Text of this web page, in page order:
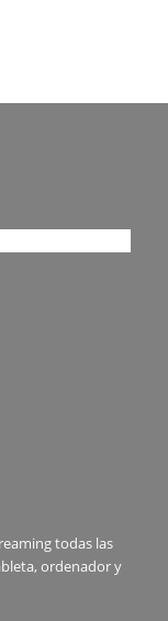
todas las
ordenador y